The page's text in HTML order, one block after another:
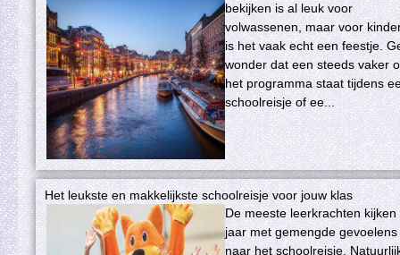
bekijken is al leuk voor
volwassenen, maar voor
is het vaak echt een feestje.
wonder dat een steeds vaker
het programma staat tijdens
schoolreisje of ee...
Het leukste en makkelijkste schoolreisje voor jouw klas
De meeste leerkrachten kijken
jaar met gemengde gevoelens
naar het schoolreisje.